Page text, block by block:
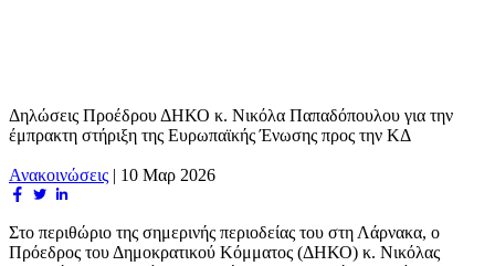
Δηλώσεις Προέδρου ΔΗΚΟ κ. Νικόλα Παπαδόπουλου για την
έμπρακτη στήριξη της Ευρωπαϊκής Ένωσης προς την ΚΔ
Ανακοινώσεις | 10 Μαρ 2026
Στο περιθώριο της σημερινής περιοδείας του στη Λάρνακα, ο
Πρόεδρος του Δημοκρατικού Κόμματος (ΔΗΚΟ) κ. Νικόλας